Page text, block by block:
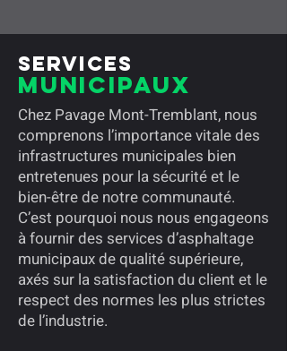
Services
Municipaux
Chez Pavage Mont-Tremblant, nous
comprenons l’importance vitale des
infrastructures municipales bien
entretenues pour la sécurité et le
bien-être de notre communauté.
C’est pourquoi nous nous engageons
à fournir des services d’asphaltage
municipaux de qualité supérieure,
axés sur la satisfaction du client et le
respect des normes les plus strictes
de l’industrie.